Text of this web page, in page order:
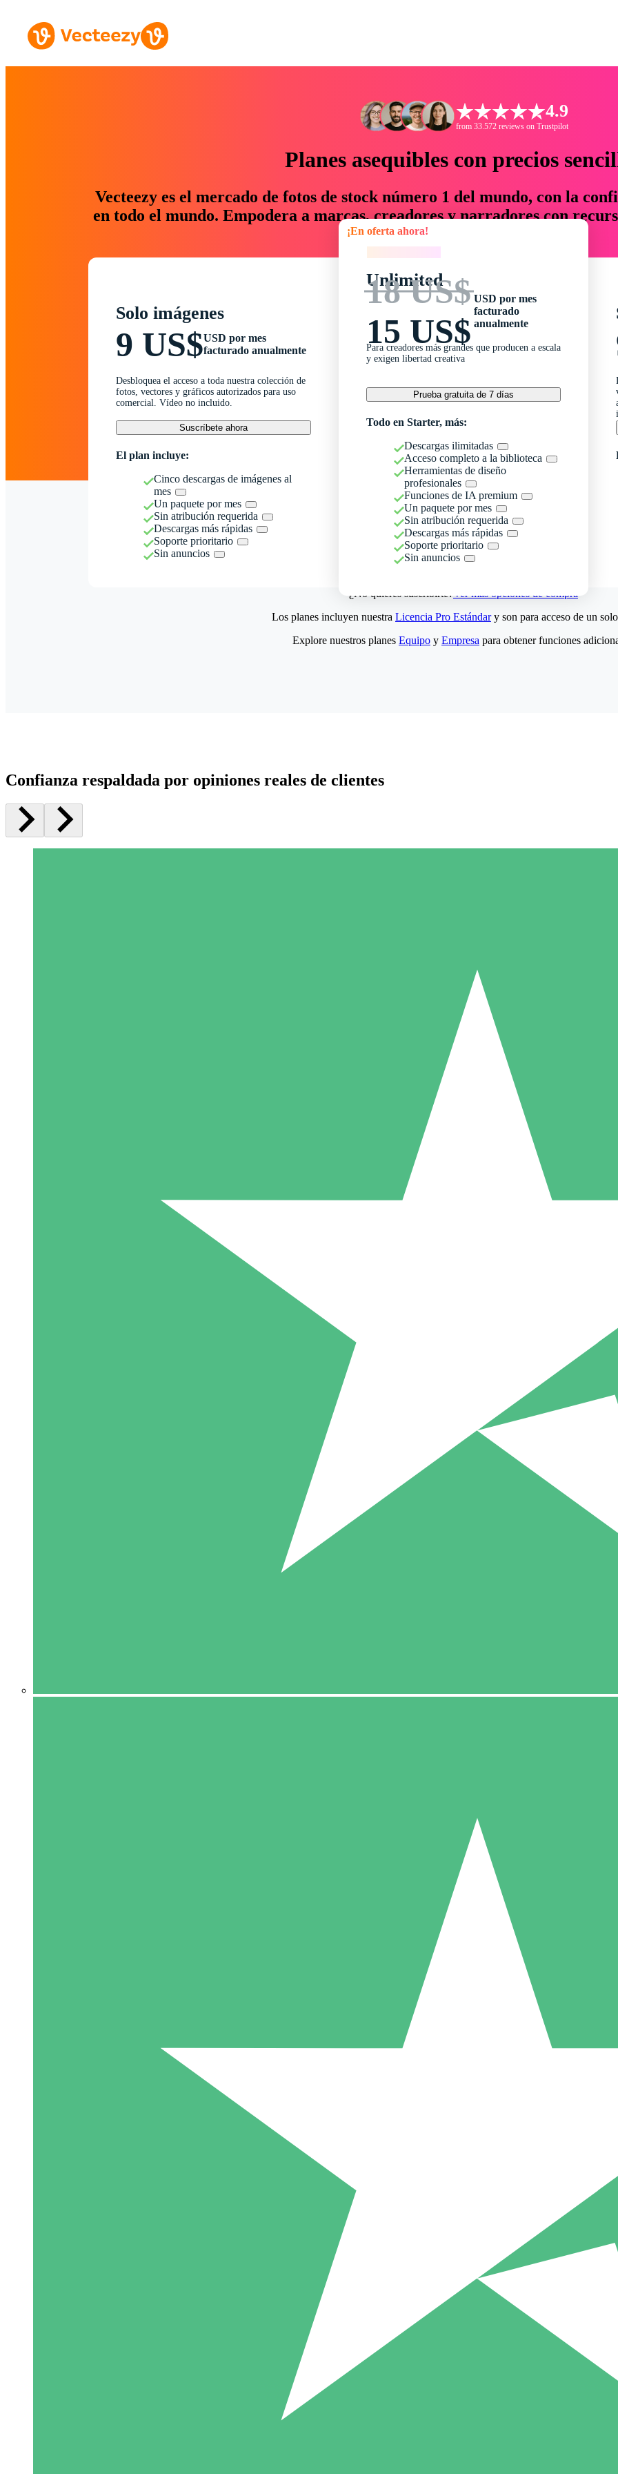
4.9
from 33.572 reviews on Trustpilot
Planes asequibles con precios
Vecteezy es el mercado de fotos de stock número 1 del mundo, con la
en todo el mundo. Empodera a marcas, creadores y narradores con
un 76 % en tiempo y presupuesto.
Solo imágenes
9 US$USD por mes
facturado anualmente
Desbloquea el acceso a toda nuestra colección de
fotos, vectores y gráficos autorizados para uso
comercial. Vídeo no incluido.
Suscríbete ahora
El plan incluye:
Cinco descargas de imágenes al
mes
Un paquete por mes
Sin atribución requerida
Descargas más rápidas
Soporte prioritario
Sin anuncios
¡En oferta ahora!
Unlimited
18 US$
15 US$
USD por mes
facturado
anualmente
Para creadores más grandes que producen a escala
y exigen libertad creativa
Prueba gratuita de 7 días
Todo en Starter, más:
Descargas ilimitadas
Acceso completo a la biblioteca
Herramientas de diseño
profesionales
Funciones de IA premium
Un paquete por mes
Sin atribución requerida
Descargas más rápidas
Soporte prioritario
Sin anuncios
¿No quieres suscribirte?Ver más opciones de compra
5 Descargas
15
Los planes incluyen nuestra Licencia Pro Estándary son para acceso de un
Explore nuestros planes Equipo y Empresa para obtener funciones
Confianza respaldada por opiniones reales de clientes